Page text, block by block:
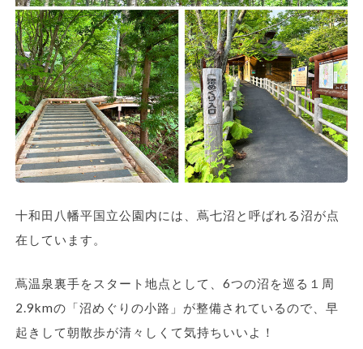
十和田八幡平国立公園内には、蔦七沼と呼ばれる沼が点
在しています。
蔦温泉裏手をスタート地点として、6つの沼を巡る１周
2.9kmの「沼めぐりの小路」が整備されているので、早
起きして朝散歩が清々しくて気持ちいいよ！